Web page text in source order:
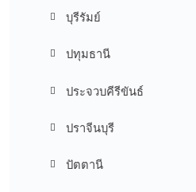
บุรีรัมย์
ปทุมธานี
ประจวบคีรีขันธ์
ปราจีนบุรี
ปัตตานี